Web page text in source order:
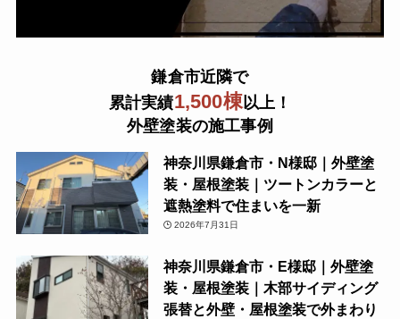
鎌倉市近隣で
累計実績1,500棟以上！
外壁塗装の施工事例
神奈川県鎌倉市・N様邸｜外壁塗
装・屋根塗装｜ツートンカラーと
遮熱塗料で住まいを一新
2026年7月31日
神奈川県鎌倉市・E様邸｜外壁塗
装・屋根塗装｜木部サイディング
張替と外壁・屋根塗装で外まわり